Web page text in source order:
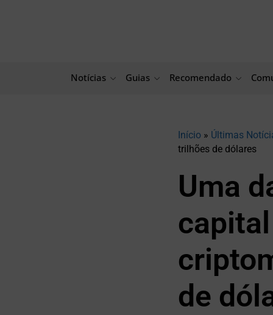
Notícias Guias Recomendado
Início » Últimas
trilhões de dólares
Uma
de